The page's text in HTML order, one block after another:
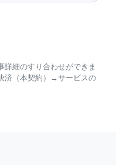
詳細のすり合わせができま
済（本契約）→サービスの